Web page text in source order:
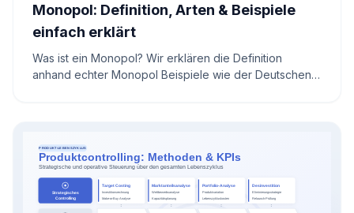
Monopol: Definition, Arten & Beispiele
einfach erklärt
Was ist ein Monopol? Wir erklären die Definition
anhand echter Monopol Beispiele wie der Deutschen